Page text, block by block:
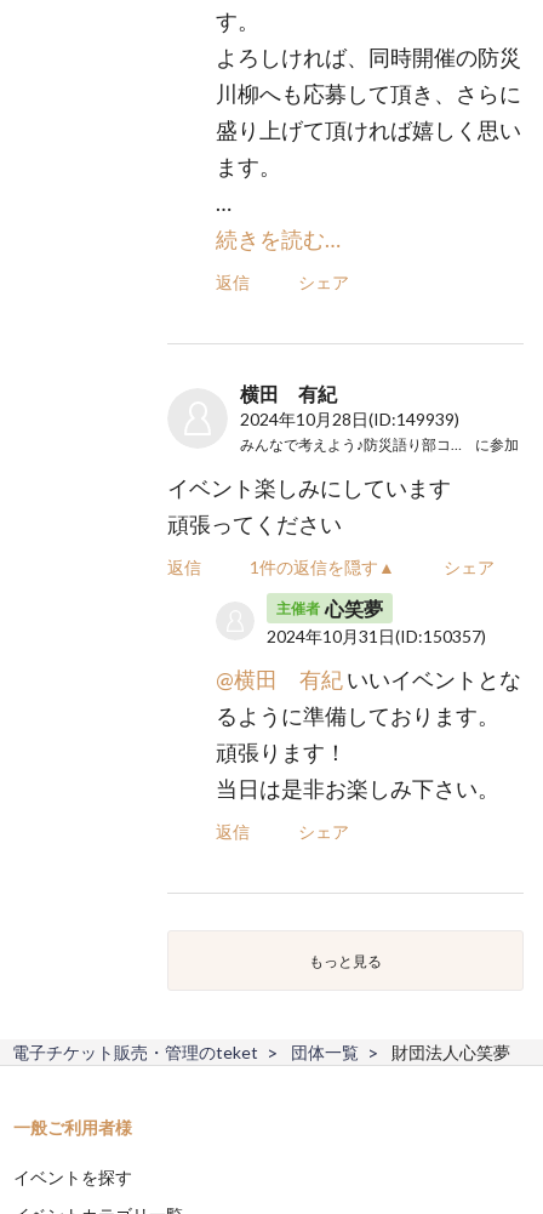
す。
よろしければ、同時開催の防災
川柳へも応募して頂き、さらに
盛り上げて頂ければ嬉しく思い
ます。
…
続きを読む…
返信 シェア
横田 有紀
2024年10月28日(ID:149939)
に参加
イベント楽しみにしています
頑張ってください
返信 1件の返信を隠す▲ シェア
主催者 心笑夢
2024年10月31日(ID:150357)
@横田 有紀いいイベントとな
るように準備しております。
頑張ります！
当日は是非お楽しみ下さい。
返信 シェア
もっと見る
電子チケット販売・管理のteket 団体一覧 財団法人心笑夢
一般ご利用者様
イベントを探す